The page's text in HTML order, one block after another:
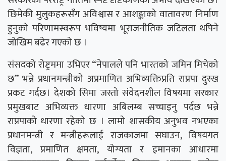
छिमेकी मुलुकहरूसँग अविश्वास र आशङ्काको वातावरण निर्माण
हुनुको परिणामस्वरूप भविष्यमा भूराजनीतिक जटिलता थपिने
जोखिम बढेर गएको छ ।
संसदको रोष्ट्रममा उभिएर “नेपालले पनि भारतको जमिन मिचेको
छ” भन्ने प्रधानमन्त्रीको अप्रमाणित अभिव्यक्तिप्रति राप्रपा दुस्ख
प्रकट गर्दछ। देशको सिमा जस्तो संवेदनशील विषयमा सरकार
प्रमुखबाट अभिव्यक्त धारणा अबिलम्ब सच्चाइनु पर्दछ भन्ने
राप्रपाको धारणा रहेको छ । लामो शासकीय अनुभव नभएका
प्रधानमन्त्री र मन्त्रीहरूलाई राजकाजमा सघाउन, विषयगत
विज्ञता, प्रमाणित क्षमता, योग्यता र इमानका आधारमा